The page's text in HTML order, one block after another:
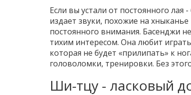
Если вы устали от постоянного
издает звуки, похожие на
постоянного внимания. Басенджи
тихим интересом. Она любит
которая не будет «прилипать» к
головоломки, тренировки. Без
Ши-тцу - ласковый